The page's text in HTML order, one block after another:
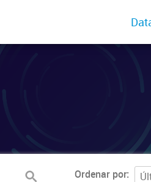
Ordenar por